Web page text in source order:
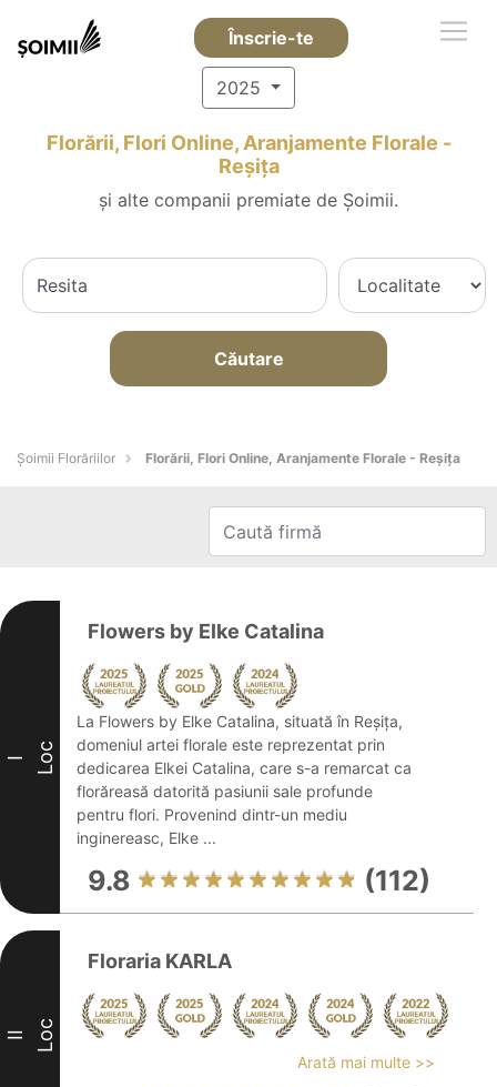
Înscrie-te
2025
Florării, Flori Online, Aranjamente Florale -
Reşiţa
și alte companii premiate de Șoimii.
Căutare
Șoimii Florăriilor Florării, Flori Online, Aranjamente Florale - Reşiţa
I Loc
Flowers by Elke Catalina
La Flowers by Elke Catalina, situată în Reșița,
domeniul artei florale este reprezentat prin
dedicarea Elkei Catalina, care s-a remarcat ca
florăreasă datorită pasiunii sale profunde
pentru flori. Provenind dintr-un mediu
inginereasc, Elke ...
9.8 (112)
II Loc
Floraria KARLA
Arată mai multe >>